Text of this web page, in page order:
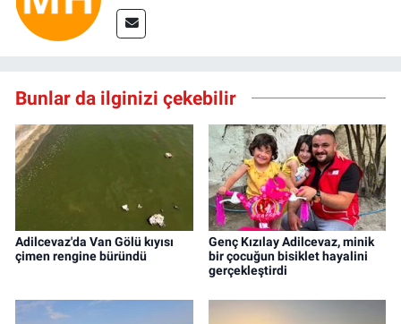
Bunlar da ilginizi çekebilir
Adilcevaz'da Van Gölü kıyısı
çimen rengine büründü
Genç Kızılay Adilcevaz, minik
bir çocuğun bisiklet hayalini
gerçekleştirdi